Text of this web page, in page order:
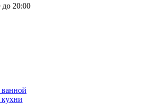
до 20:00
ванной
кухни